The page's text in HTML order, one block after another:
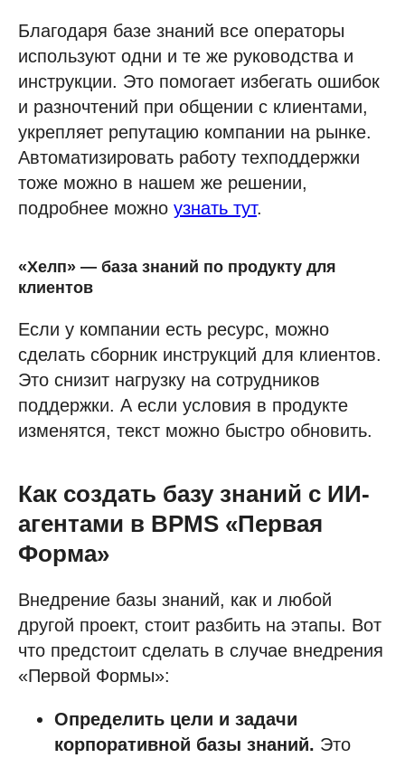
Благодаря базе знаний все операторы
используют одни и те же руководства и
инструкции. Это помогает избегать ошибок
и разночтений при общении с клиентами,
укрепляет репутацию компании на рынке.
Автоматизировать работу техподдержки
тоже можно в нашем же решении,
подробнее можно узнать тут.
«Хелп» — база знаний по продукту для
клиентов
Если у компании есть ресурс, можно
сделать сборник инструкций для клиентов.
Это снизит нагрузку на сотрудников
поддержки. А если условия в продукте
изменятся, текст можно быстро обновить.
Как создать базу знаний с ИИ-
агентами в BPMS «Первая
Форма»
Внедрение базы знаний, как и любой
другой проект, стоит разбить на этапы. Вот
что предстоит сделать в случае внедрения
«Первой Формы»:
Определить цели и задачи
корпоративной базы знаний. Это